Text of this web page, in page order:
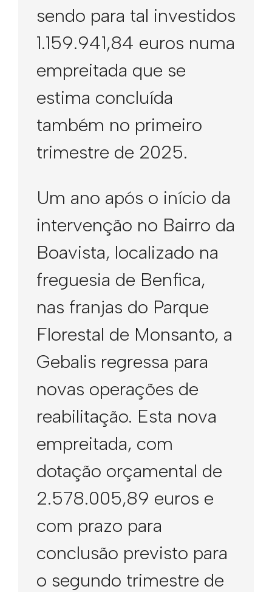
sendo para tal investidos
1.159.941,84 euros numa
empreitada que se
estima concluída
também no primeiro
trimestre de 2025.
Um ano após o início da
intervenção no Bairro da
Boavista, localizado na
freguesia de Benfica,
nas franjas do Parque
Florestal de Monsanto, a
Gebalis regressa para
novas operações de
reabilitação. Esta nova
empreitada, com
dotação orçamental de
2.578.005,89 euros e
com prazo para
conclusão previsto para
o segundo trimestre de